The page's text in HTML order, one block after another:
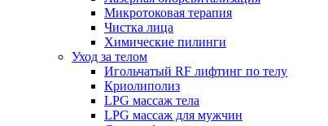
Микротоковая терапия
Чистка лица
Химические пилинги
Уход за телом
Игольчатый RF лифтинг по телу
Криолиполиз
LPG массаж тела
LPG массаж для мужчин